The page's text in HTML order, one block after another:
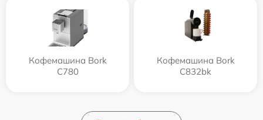
Кофемашина Bork
C780
Кофемашина Bork
C832bk